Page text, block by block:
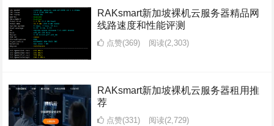
RAKsmart新加坡裸机云服务器精品网
线路速度和性能评测
点赞(369) 阅读(2,303)
RAKsmart新加坡裸机云服务器租用推
荐
点赞(331) 阅读(2,729)